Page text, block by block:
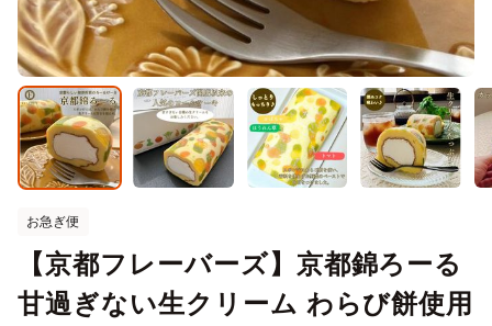
お急ぎ便
【京都フレーバーズ】京都錦ろーる
甘過ぎない生クリーム わらび餅使用